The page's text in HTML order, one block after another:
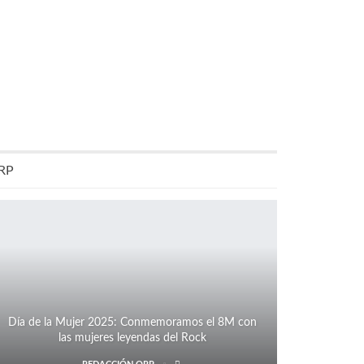
Día de la Mujer 2025: Conmemoramos el 8M con
las mujeres leyendas del Rock